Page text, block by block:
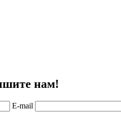
нам!
E-mail